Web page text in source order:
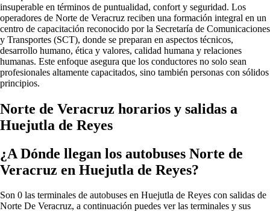
insuperable en términos de puntualidad, confort y seguridad. Los
operadores de Norte de Veracruz reciben una formación integral en un
centro de capacitación reconocido por la Secretaría de Comunicaciones
y Transportes (SCT), donde se preparan en aspectos técnicos,
desarrollo humano, ética y valores, calidad humana y relaciones
humanas. Este enfoque asegura que los conductores no solo sean
profesionales altamente capacitados, sino también personas con sólidos
principios.
Norte de Veracruz horarios y salidas a
Huejutla de Reyes
¿A Dónde llegan los autobuses Norte de
Veracruz en Huejutla de Reyes?
Son 0 las terminales de autobuses en Huejutla de Reyes con salidas de
Norte De Veracruz, a continuación puedes ver las terminales y sus